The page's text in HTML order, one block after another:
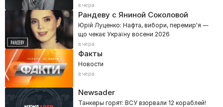
настроениях Донбасса
вчера
Рандеву с Яниной Соколовой
Юрій Луценко: Нафта, вибори, перемир'я —
що чекає Україну восени 2026
вчера
Факты
Новости
вчера
Newsader
Танкеры горят: ВСУ взорвали 12 кораблей!